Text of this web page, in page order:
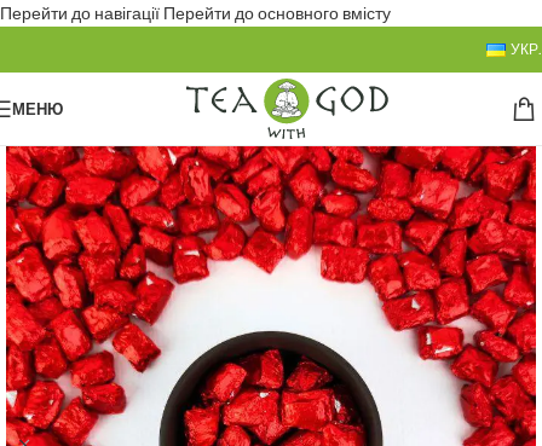
Перейти до навігації Перейти до основного вмісту
УКР.
МЕНЮ